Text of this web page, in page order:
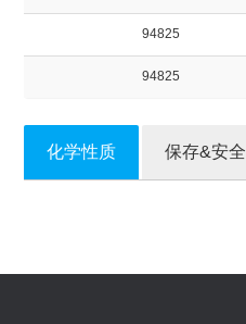
收藏产品
94825
94825
化学性质 保存&安全